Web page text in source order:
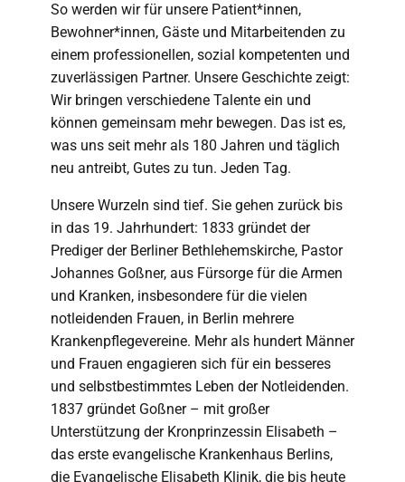
So werden wir für unsere Patient*innen,
Bewohner*innen, Gäste und Mitarbeitenden zu
einem professionellen, sozial kompetenten und
zuverlässigen Partner. Unsere Geschichte zeigt:
Wir bringen verschiedene Talente ein und
können gemeinsam mehr bewegen. Das ist es,
was uns seit mehr als 180 Jahren und täglich
neu antreibt, Gutes zu tun. Jeden Tag.
Unsere Wurzeln sind tief. Sie gehen zurück bis
in das 19. Jahrhundert: 1833 gründet der
Prediger der Berliner Bethlehemskirche, Pastor
Johannes Goßner, aus Fürsorge für die Armen
und Kranken, insbesondere für die vielen
notleidenden Frauen, in Berlin mehrere
Krankenpflegevereine. Mehr als hundert Männer
und Frauen engagieren sich für ein besseres
und selbstbestimmtes Leben der Notleidenden.
1837 gründet Goßner – mit großer
Unterstützung der Kronprinzessin Elisabeth –
das erste evangelische Krankenhaus Berlins,
die Evangelische Elisabeth Klinik, die bis heute